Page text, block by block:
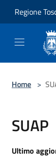
Regione
Home >
SUAP
Ultimo